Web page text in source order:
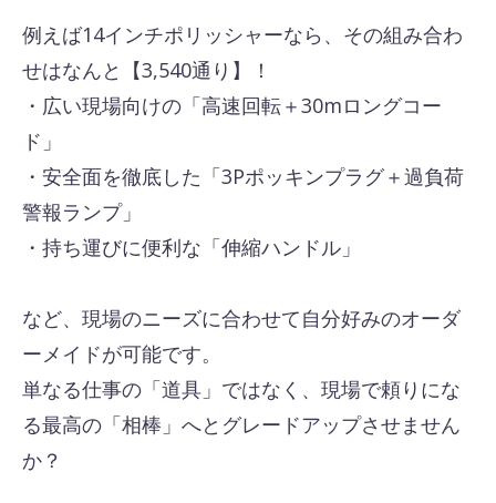
例えば14インチポリッシャーなら、その組み合わ
せはなんと【3,540通り】！
・広い現場向けの「高速回転＋30mロングコー
ド」
・安全面を徹底した「3Pポッキンプラグ＋過負荷
警報ランプ」
・持ち運びに便利な「伸縮ハンドル」
など、現場のニーズに合わせて自分好みのオーダ
ーメイドが可能です。
単なる仕事の「道具」ではなく、現場で頼りにな
る最高の「相棒」へとグレードアップさせません
か？